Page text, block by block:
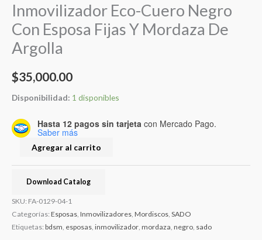
Inmovilizador Eco-Cuero Negro
Con Esposa Fijas Y Mordaza De
Argolla
$35,000.00
Disponibilidad: 1 disponibles
Hasta 12 pagos sin tarjeta con Mercado Pago.
Saber más
Agregar al carrito
Download Catalog
SKU: FA-0129-04-1
Categorías: Esposas Inmovilizadores Mordiscos SADO
Etiquetas: bdsm esposas inmovilizador mordaza negro sado